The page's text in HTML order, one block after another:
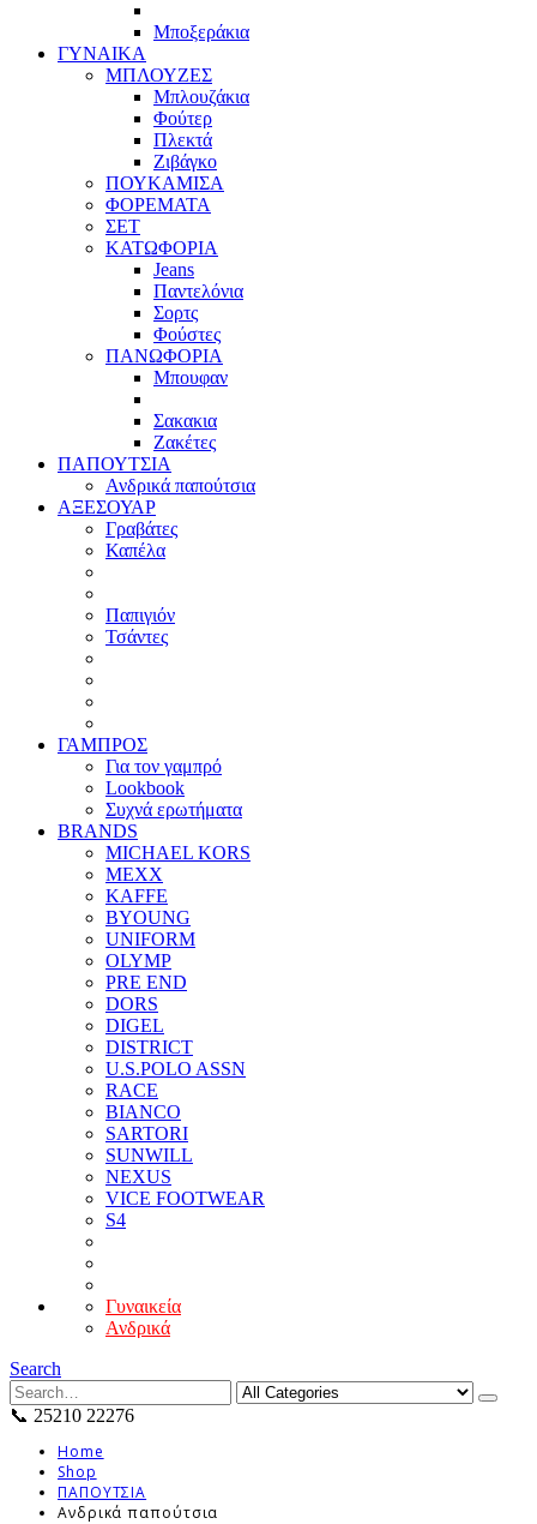
Μποξεράκια
ΓΥΝΑΙΚΑ
ΜΠΛΟΥΖΕΣ
Μπλουζάκια
Φούτερ
Πλεκτά
Ζιβάγκο
ΠΟΥΚΑΜΙΣΑ
ΦΟΡΕΜΑΤΑ
ΣΕΤ
ΚΑΤΩΦΟΡΙΑ
Jeans
Παντελόνια
Σορτς
Φούστες
ΠΑΝΩΦΟΡΙΑ
Μπουφαν
Σακακια
Ζακέτες
ΠΑΠΟΥΤΣΙΑ
Ανδρικά παπούτσια
ΑΞΕΣΟΥΑΡ
Γραβάτες
Καπέλα
Παπιγιόν
Τσάντες
ΓΑΜΠΡΟΣ
Για τον γαμπρό
Lookbook
Συχνά ερωτήματα
BRANDS
MICHAEL KORS
MEXX
KAFFE
BYOUNG
UNIFORM
OLYMP
PRE END
DORS
DIGEL
DISTRICT
U.S.POLO ASSN
RACE
BIANCO
SARTORI
SUNWILL
NEXUS
VICE FOOTWEAR
S4
Γυναικεία
Ανδρικά
Search
📞 25210 22276
Home
Shop
ΠΑΠΟΥΤΣΙΑ
Ανδρικά παπούτσια